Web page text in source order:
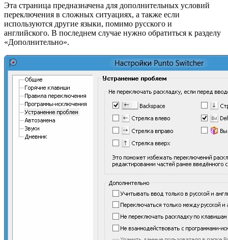
Эта страница предназначена для дополнительных условий
переключения в сложных ситуациях, а также если
используются другие языки, помимо русского и
английского. В последнем случае нужно обратиться к разделу
«Дополнительно».